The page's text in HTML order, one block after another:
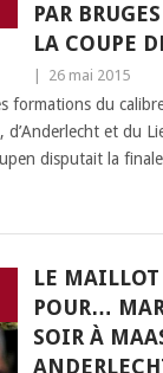
PAR
LA COUPE
26 mai 2015
formations du
et du
disputait la
LE MAILLOT
POUR…
SOIR À